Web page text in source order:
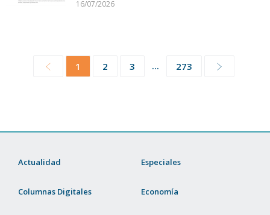
16/07/2026
1 2 3 ... 273
Actualidad
Columnas Digitales
Especiales
Economía